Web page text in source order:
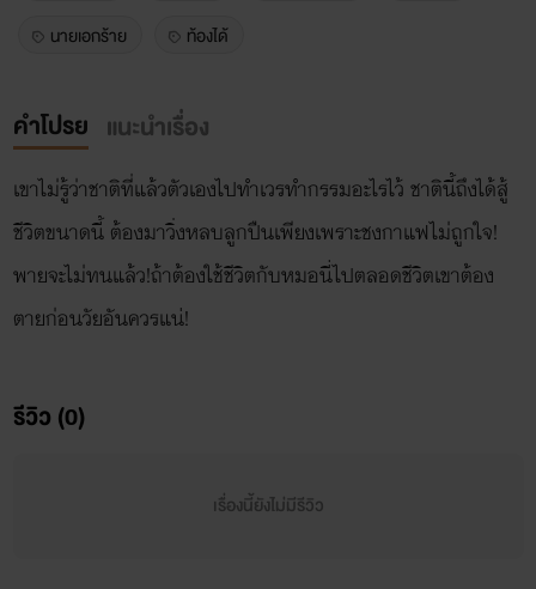
นายเอกร้าย
ท้องได้
คำโปรย แนะนำเรื่อง
เขาไม่รู้ว่าชาติที่แล้วตัวเองไปทำเวรทำกรรมอะไรไว้ ชาตินี้ถึงได้สู้
ชีวิตขนาดนี้ ต้องมาวิ่งหลบลูกปืนเพียงเพราะชงกาแฟไม่ถูกใจ!
พายจะไม่ทนแล้ว!ถ้าต้องใช้ชีวิตกับหมอนี่ไปตลอดชีวิตเขาต้อง
ตายก่อนวัยอันควรแน่!
รีวิว (0)
เรื่องนี้ยังไม่มีรีวิว